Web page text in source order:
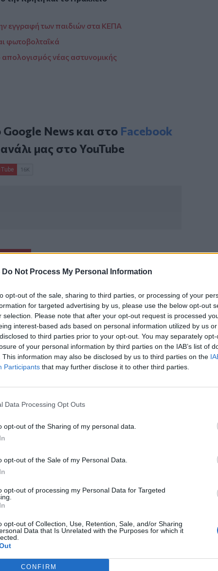
Do Not Process My Personal Information
opt-out of the sale, sharing to third parties, or processing of your
for targeted advertising by us, please use the below opt-out
selection. Please note that after your opt-out request is processed
interest-based ads based on personal information utilized by us
to third parties prior to your opt-out. You may separately
of your personal information by third parties on the IAB’s list of
This information may also be disclosed by us to third parties on the
Participants that may further disclose it to other third parties.
Data Processing Opt Outs
opt-out of the Sharing of my personal data.
opt-out of the Sale of my Personal Data.
opt-out of processing my Personal Data for Targeted
opt-out of Collection, Use, Retention, Sale, and/or Sharing
Data that Is Unrelated with the Purposes for which it
CONFIRM
εγγραφή των παιδιών στα ΚΕΠΑ
φωτοβολταΐκά
νέας αστυνομικής
Google Newsκαι στο Facebook
μας στοYouTube
TAGS
Αυτοπυροβολισμός
του CRETALIVE
ΕΊΔΗΣΗ
στον Τσούτσουρα
Κρήτη: Νέα «καραβιά» στον Τσούτσουρα
Μουσική λαϊκή βραδιά στο Πάρκο
Μουσική λαϊκή βραδιά στο Πάρκο
Κνωσού την Παρασκευή 7
στο Αρχαιολογικό Μουσείο
και αναμνήσεις στο Αρχαιολογικό Μουσείο
Στην Κρήτη ο υπ. Υποδομών Χρίστος Δήμας:
Στην Κρήτη ο υπ. Υποδομών
Χρίστος Δήμας: «Προχωρούν τα